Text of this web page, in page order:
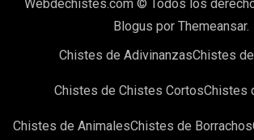
Webdechistes.com © Todos los
Blogus por Themeansar.
Chistes de AdivinanzasChistes
Chistes de Chistes CortosChistes
Chistes de AnimalesChistes de Borrachos